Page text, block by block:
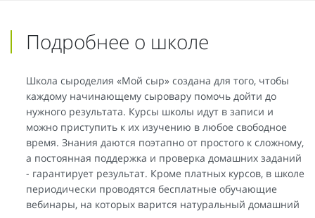
Подробнее о школе
Школа сыроделия «Мой сыр» создана для того, чтобы
каждому начинающему сыровару помочь дойти до
нужного результата. Курсы школы идут в записи и
можно приступить к их изучению в любое свободное
время. Знания даются поэтапно от простого к сложному,
а постоянная поддержка и проверка домашних заданий
- гарантирует результат. Кроме платных курсов, в школе
периодически проводятся бесплатные обучающие
вебинары, на которых варится натуральный домашний